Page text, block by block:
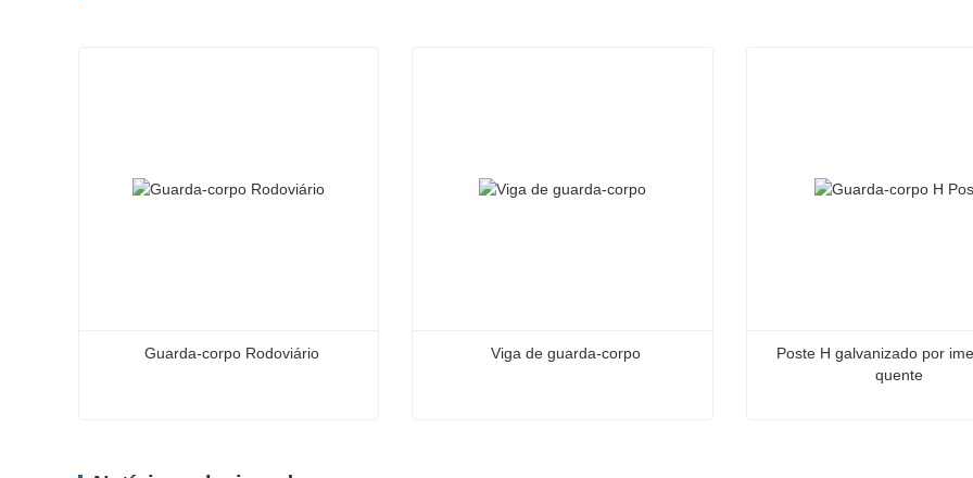
Guarda-corpo Rodoviário Viga de guarda-corpo
Poste H galvanizado por
quente